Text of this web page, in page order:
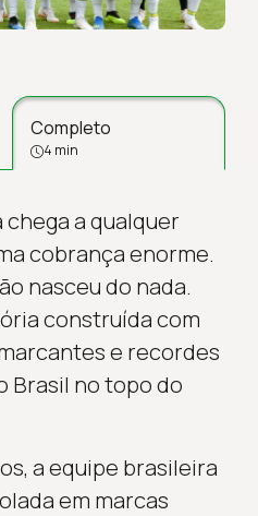
Completo
4 min
a qualquer
cobrança enorme.
nasceu do nada.
construída com
e recordes
Brasil no topo do
a equipe brasileira
em marcas